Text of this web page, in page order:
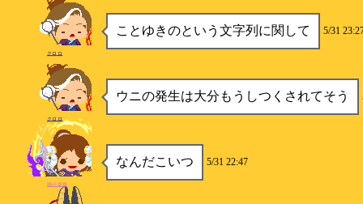
ことゆきのという文字列に関して 5/31
クロロ
ウニの発生は大分もうしつくされてそう
クロロ
なんだこいつ 5/31 22:47
弱小提督